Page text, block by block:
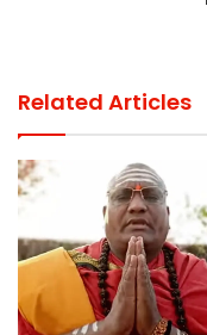
Related Articles